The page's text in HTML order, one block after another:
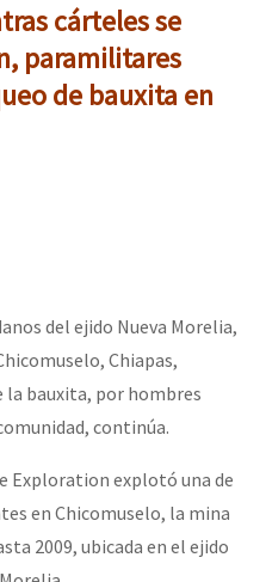
cárteles se
paramilitares
de bauxita en
del ejido Nueva Morelia,
Chiapas,
la bauxita, por hombres
continúa.
Exploration explotó una de
en Chicomuselo, la mina
2009, ubicada en el ejido